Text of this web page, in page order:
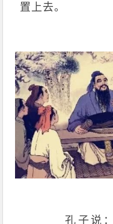
置上去。
孔子说：“